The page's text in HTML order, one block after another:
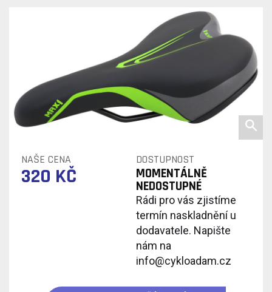
NAŠE CENA DOSTUPNOST
320 KČ MOMENTÁLNĚ
NEDOSTUPNÉ
Rádi pro vás zjistíme
termín naskladnění u
dodavatele. Napište
nám na
info@cykloadam.cz